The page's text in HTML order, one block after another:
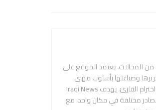
المجالات. يعتمد الموقع على
وصياغتها بأسلوب مهني
ومحايد، بهدف تقديم المعلومة بدقة ووضوح، وبما يراعي المصداقية واحترام القارئ. يهدف Iraqi News
مختلفة في مكان واحد، مع